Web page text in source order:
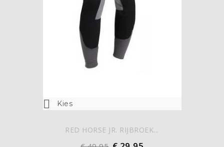
 Kies
RED HORSE JR. RIJBROEK...